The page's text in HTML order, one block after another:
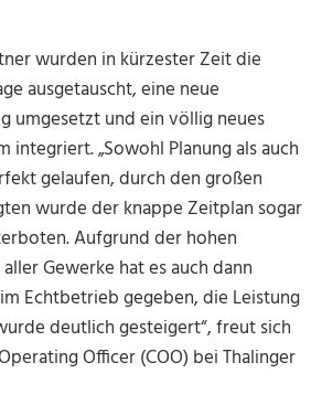
wurden in kürzester Zeit die
ausgetauscht, eine neue
umgesetzt und ein völlig neues
integriert. „Sowohl Planung als auch
gelaufen, durch den großen
wurde der knappe Zeitplan sogar
Aufgrund der hohen
Gewerke hat es auch dann
Echtbetrieb gegeben, die Leistung
deutlich gesteigert“, freut sich
Officer (COO) bei Thalinger